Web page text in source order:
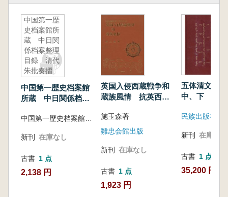
『書法技法意識』『書法創作中的美学問題』な
ど実践と理論を兼ね備えた論考が収められてい
ます。書法精神から技法意識、歴史的源流から
現代的思考に至るまで、多角的な視点から書法
を考察しており、全巻を通して堅実で質朴な学
風が貫かれています。
現代書法理論研究の発展を力強く牽引する内
容を備えており、書法研究者にとって重要な参
考文献となるものです。
中国第一歴
史档案館所
蔵 中日関
係档案整理
目録 清代
朱批奏摺
中国第一歴史档案館
所蔵 中日関係档案
奏摺 録副奏摺巻
新刊 在庫なし
古書 1 点
2,138 円
英国入侵西蔵戦争和
蔵族風情 抗英西蔵
施玉森著
雛忠会館出版
新刊 在庫なし
古書 1 点
1,923 円
五体清文鑑
中、下
民族出版社(
新刊 在庫なし
古書 1 点
35,200 円